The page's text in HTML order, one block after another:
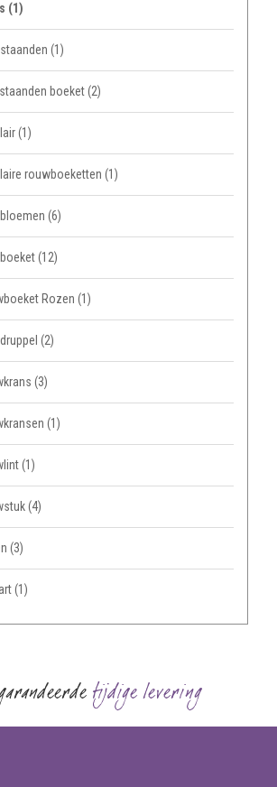
(1)
(1)
boeket(2)
(1)
rouwboeketten (1)
(6)
(12)
Rozen (1)
(2)
(3)
(1)
(1)
(4)
(3)
(1)
tijdige levering